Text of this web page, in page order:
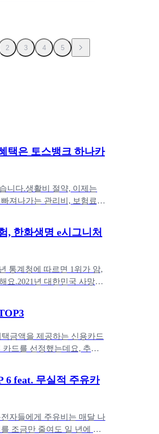
2 3 4 5
택은 토스뱅크 하나카
니다.생활비 절약, 이제는
져나가는 관리비, 보험료,
, 한화생명 e시그니처
통계청에 따르면 1위가 암,
요.2021년 대한민국 사망원
금액을 제공하는 신용카드
드를 선정했는데요, 추천
6 feat. 무실적 주유카
자들에게 주유비는 매달 나
조금만 줄여도 일 년에 꽤